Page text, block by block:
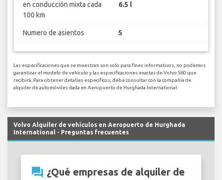
en conducción mixta cada
100 km
6.5 l
Numero de asientos 5
Las especificaciones que se muestran son solo para fines informativos, no podemos
garantizar el modelo de vehículo y las especificaciones exactas de Volvo S60 que
recibirá. Para obtener detalles específicos, debe consultar con la compañía de
alquiler de automóviles dada en Aeropuerto de Hurghada International.
Volvo Alquiler de vehículos en Aeropuerto de Hurghada
International - Preguntas frecuentes
question_answer ¿Qué empresas de alquiler de